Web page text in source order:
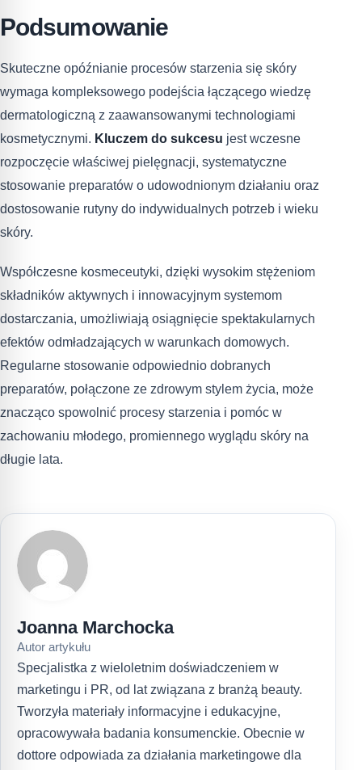
Podsumowanie
Skuteczne opóźnianie procesów starzenia się skóry
wymaga kompleksowego podejścia łączącego wiedzę
dermatologiczną z zaawansowanymi technologiami
kosmetycznymi. Kluczem do sukcesu jest wczesne
rozpoczęcie właściwej pielęgnacji, systematyczne
stosowanie preparatów o udowodnionym działaniu oraz
dostosowanie rutyny do indywidualnych potrzeb i wieku
skóry.
Współczesne kosmeceutyki, dzięki wysokim stężeniom
składników aktywnych i innowacyjnym systemom
dostarczania, umożliwiają osiągnięcie spektakularnych
efektów odmładzających w warunkach domowych.
Regularne stosowanie odpowiednio dobranych
preparatów, połączone ze zdrowym stylem życia, może
znacząco spowolnić procesy starzenia i pomóc w
zachowaniu młodego, promiennego wyglądu skóry na
długie lata.
Joanna Marchocka
Autor artykułu
Specjalistka z wieloletnim doświadczeniem w
marketingu i PR, od lat związana z branżą beauty.
Tworzyła materiały informacyjne i edukacyjne,
opracowywała badania konsumenckie. Obecnie w
dottore odpowiada za działania marketingowe dla